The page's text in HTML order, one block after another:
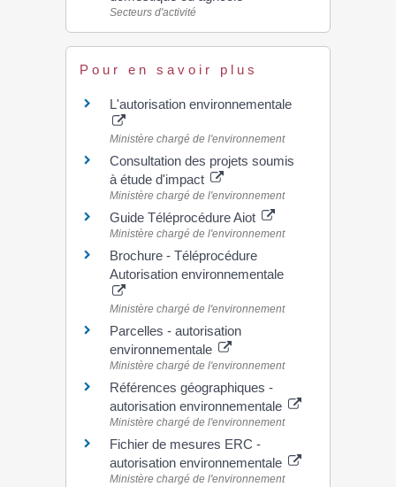
Secteurs d'activité
Pour en savoir plus
L'autorisation environnementale
Ministère chargé de l'environnement
Consultation des projets soumis
à étude d'impact
Ministère chargé de l'environnement
Guide Téléprocédure Aiot
Ministère chargé de l'environnement
Brochure - Téléprocédure
Autorisation environnementale
Ministère chargé de l'environnement
Parcelles - autorisation
environnementale
Ministère chargé de l'environnement
Références géographiques -
autorisation environnementale
Ministère chargé de l'environnement
Fichier de mesures ERC -
autorisation environnementale
Ministère chargé de l'environnement